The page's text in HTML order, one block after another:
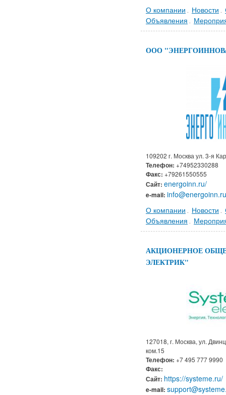
О компании . Новости .
Объявления .
ООО
109202 г. Москва ул. 3-я
Телефон: +74952330288
Факс: +79261550555
Сайт: energoinn.ru/
e-mail: info@energoinn.ru
О компании . Новости .
Объявления .
АКЦИОНЕРНОЕ
ЭЛЕКТРИК"
127018, г. Москва, ул.
ком.15
Телефон: +7 495 777 9990
Факс:
Сайт: https://systeme.ru/
e-mail: